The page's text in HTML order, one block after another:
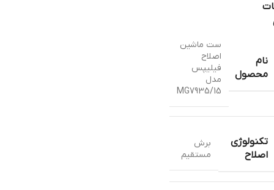
نام
محصول
ست ماشین
اصلاح
فیلیپس
مدل
MG7935/15
تکنولوژی
اصلاح
برش
مستقیم